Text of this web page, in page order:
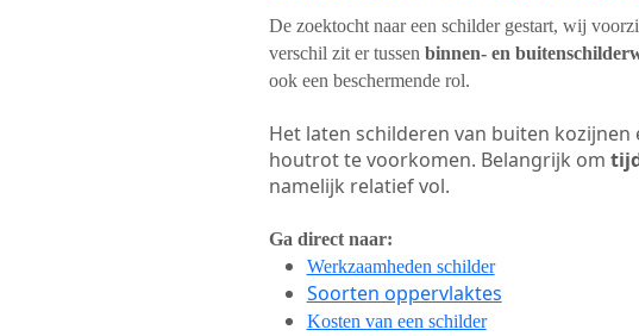
De zoektocht naar een schilder gestart, wij
verschil zit er tussen binnen- en
ook een beschermende rol.
Het laten schilderen van buiten
houtrot te voorkomen. Belangrijk om
namelijk relatief vol.
Ga direct naar:
Werkzaamheden schilder
Soorten oppervlaktes
Kosten van een schilder